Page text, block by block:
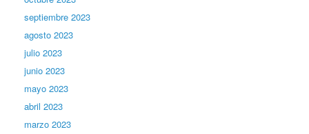
septiembre 2023
agosto 2023
julio 2023
junio 2023
mayo 2023
abril 2023
marzo 2023